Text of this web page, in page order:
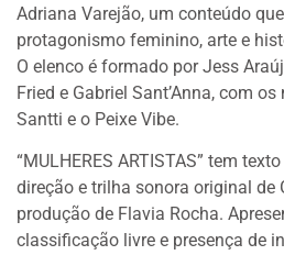
Adriana Varejão, um conteúdo
protagonismo feminino, arte e
O elenco é formado por Jess
Fried e Gabriel Sant’Anna, com
Santti e o Peixe Vibe.
“MULHERES ARTISTAS” tem
direção e trilha sonora original de
produção de Flavia Rocha.
classificação livre e presença de